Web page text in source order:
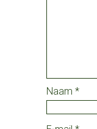
Naam *